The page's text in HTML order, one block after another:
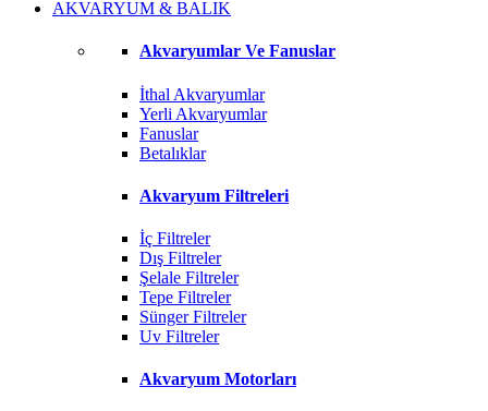
AKVARYUM & BALIK
Akvaryumlar Ve Fanuslar
İthal Akvaryumlar
Yerli Akvaryumlar
Fanuslar
Betalıklar
Akvaryum Filtreleri
İç Filtreler
Dış Filtreler
Şelale Filtreler
Tepe Filtreler
Sünger Filtreler
Uv Filtreler
Akvaryum Motorları